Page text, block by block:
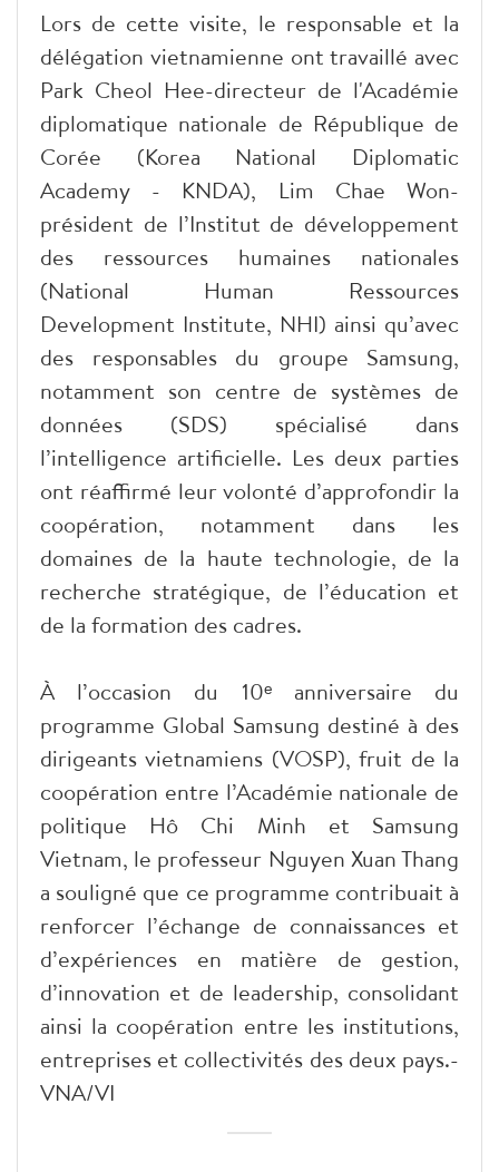
Lors de cette visite, le responsable et la
délégation vietnamienne ont travaillé avec
Park Cheol Hee-directeur de l'Académie
diplomatique nationale de République de
Corée (Korea National Diplomatic
Academy - KNDA), Lim Chae Won-
président de l’Institut de développement
des ressources humaines nationales
(National Human Ressources
Development Institute, NHI) ainsi qu’avec
des responsables du groupe Samsung,
notamment son centre de systèmes de
données (SDS) spécialisé dans
l’intelligence artificielle. Les deux parties
ont réaffirmé leur volonté d’approfondir la
coopération, notamment dans les
domaines de la haute technologie, de la
recherche stratégique, de l’éducation et
de la formation des cadres.
À l’occasion du 10ᵉ anniversaire du
programme Global Samsung destiné à des
dirigeants vietnamiens (VOSP), fruit de la
coopération entre l’Académie nationale de
politique Hô Chi Minh et Samsung
Vietnam, le professeur Nguyen Xuan Thang
a souligné que ce programme contribuait à
renforcer l’échange de connaissances et
d’expériences en matière de gestion,
d’innovation et de leadership, consolidant
ainsi la coopération entre les institutions,
entreprises et collectivités des deux pays.-
VNA/VI